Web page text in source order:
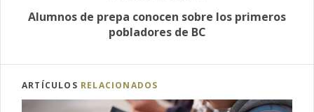
Alumnos de prepa conocen sobre los primeros
pobladores de BC
ARTÍCULOS RELACIONADOS